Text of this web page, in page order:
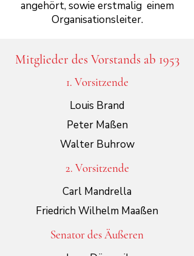
angehört, sowie erstmalig einem
Organisationsleiter.
Mitglieder des Vorstands ab 1953
1. Vorsitzende
Louis Brand
Peter Maßen
Walter Buhrow
2. Vorsitzende
Carl Mandrella
Friedrich Wilhelm Maaßen
Senator des Äußeren